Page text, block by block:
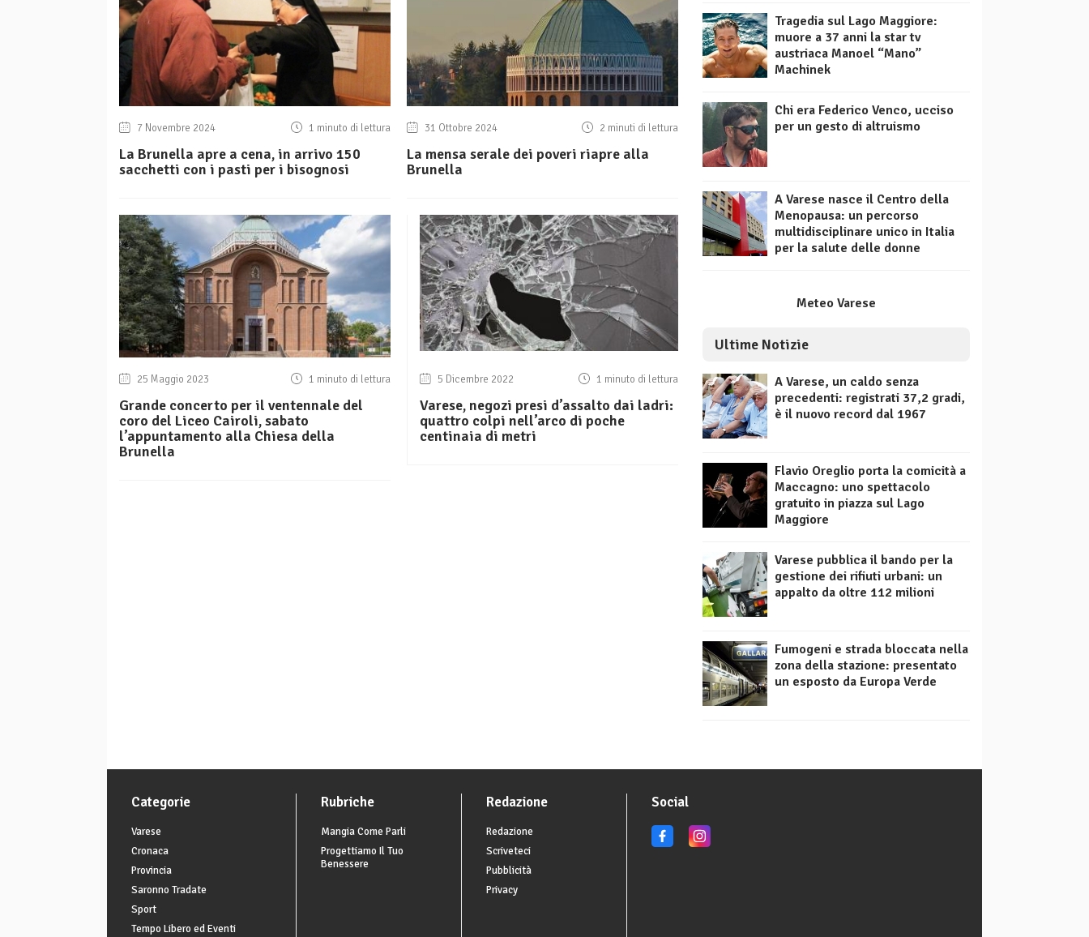
7 Novembre 2024 1 minuto di lettura
La Brunella apre a cena, in arrivo 150
sacchetti con i pasti per i bisognosi
31 Ottobre 2024 2 minuti di lettura
La mensa serale dei poveri riapre alla
Brunella
25 Maggio 2023 1 minuto di lettura
Grande concerto per il ventennale del
coro del Liceo Cairoli, sabato
l’appuntamento alla Chiesa della
Brunella
5 Dicembre 2022 1 minuto di lettura
Varese, negozi presi d’assalto dai ladri:
quattro colpi nell’arco di poche
centinaia di metri
Tragedia sul Lago Maggiore:
muore a 37 anni la star tv
austriaca Manoel “Mano”
Machinek
Chi era Federico Venco, ucciso
per un gesto di altruismo
A Varese nasce il Centro della
Menopausa: un percorso
multidisciplinare unico in Italia
per la salute delle donne
Meteo Varese
Ultime Notizie
A Varese, un caldo senza
precedenti: registrati 37,2 gradi,
è il nuovo record dal 1967
Flavio Oreglio porta la comicità a
Maccagno: uno spettacolo
gratuito in piazza sul Lago
Maggiore
Varese pubblica il bando per la
gestione dei rifiuti urbani: un
appalto da oltre 112 milioni
Fumogeni e strada bloccata nella
zona della stazione: presentato
un esposto da Europa Verde
Categorie
Varese
Cronaca
Provincia
Saronno Tradate
Sport
Tempo Libero ed Eventi
Rubriche
Mangia Come Parli
Progettiamo Il Tuo
Benessere
Redazione
Redazione
Scriveteci
Pubblicità
Privacy
Social